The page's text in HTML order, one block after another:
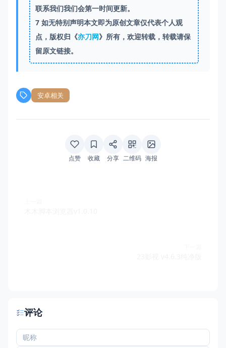
联系我们我们会第一时间更新。
7如无特别声明本文即为原创文章仅代表个人观
点，版权归《亦刀网》所有，欢迎转载，转载请保
留原文链接。
安卓相关
点赞 收藏 分享 二维码 海报
评论